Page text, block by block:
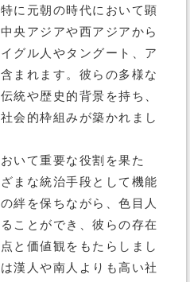
に元朝の時代において顕
央アジアや西アジアから
グル人やタングート、ア
まれます。彼らの多様な
統や歴史的背景を持ち、
会的枠組みが築かれまし
いて重要な役割を果た
まな統治手段として機能
絆を保ちながら、色目人
ことができ、彼らの存在
と価値観をもたらしまし
漢人や南人よりも高い社